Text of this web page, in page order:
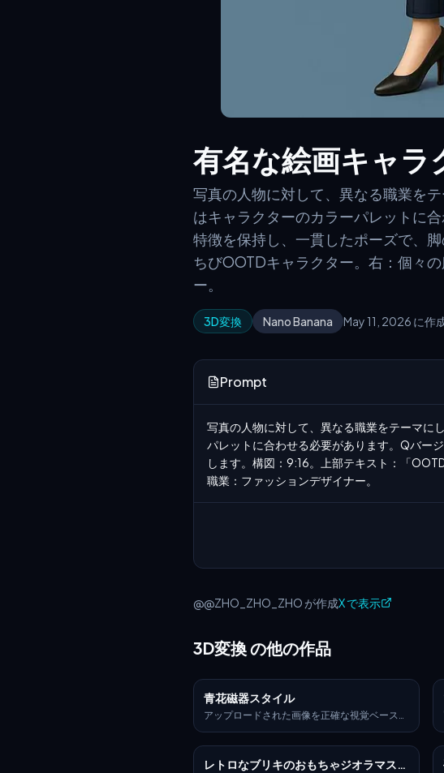
有名な絵画キャ
写真の人物に対して、異なる職業を
はキャラクターのカラーパレットに
特徴を保持し、一貫したポーズで、
ちびOOTDキャラクター。右：個々
ー。
3D変換 Nano Banana May 11, 2026 に作
Prompt
写真の人物に対して、異なる職業をテーマに
パレットに合わせる必要があります。Qバー
します。構図：9:16。上部テキスト：「
職業：ファッションデザイナー。
@@ZHO_ZHO_ZHO が作成X で表示
3D変換 の他の作品
青花磁器スタイル
アップロードされた画像を正確な視覚ベースと
テクスチャを適用します。これは、繊細な貫入
レトロなブリキのおもちゃジオラマスタ